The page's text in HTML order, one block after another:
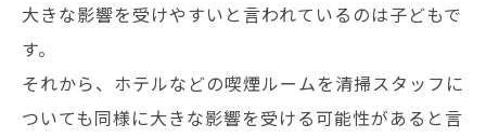
大きな影響を受けやすいと言われているのは子どもで
す。
それから、ホテルなどの喫煙ルームを清掃スタッフに
ついても同様に大きな影響を受ける可能性があると言